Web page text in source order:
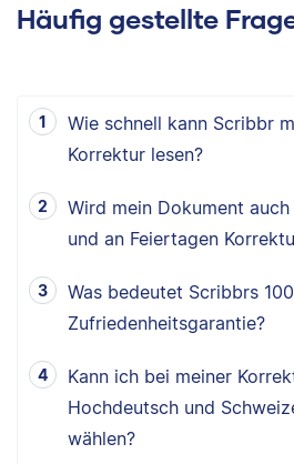
Häufig gestellte
Wie schnell kann Scribbr
Korrektur lesen?
Wird mein Dokument
und an Feiertagen
Was bedeutet Scribbrs
Zufriedenheitsgarantie?
Kann ich bei meiner
Hochdeutsch und
wählen?